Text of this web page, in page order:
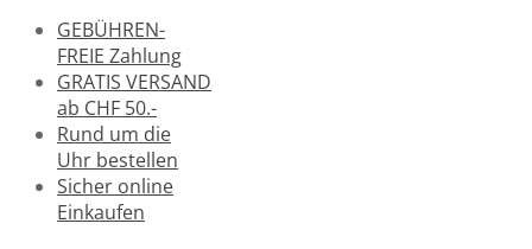
GEBÜHREN-
FREIE Zahlung
GRATIS VERSAND
ab CHF 50.-
Rund um die
Uhr bestellen
Sicher online
Einkaufen